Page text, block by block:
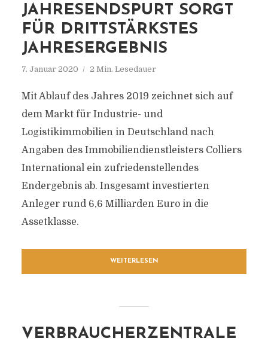
JAHRESENDSPURT SORGT
FÜR DRITTSTÄRKSTES
JAHRESERGEBNIS
7. Januar 2020 2 Min. Lesedauer
Mit Ablauf des Jahres 2019 zeichnet sich auf
dem Markt für Industrie- und
Logistikimmobilien in Deutschland nach
Angaben des Immobiliendienstleisters Colliers
International ein zufriedenstellendes
Endergebnis ab. Insgesamt investierten
Anleger rund 6,6 Milliarden Euro in die
Assetklasse.
WEITERLESEN
VERBRAUCHERZENTRALE